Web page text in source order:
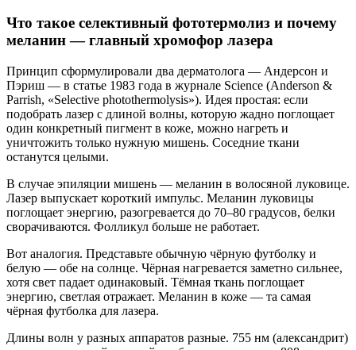
Что такое селективный фототермолиз и почему
меланин — главный хромофор лазера
Принцип сформулировали два дерматолога — Андерсон и
Пэриш — в статье 1983 года в журнале Science (Anderson &
Parrish, «Selective photothermolysis»). Идея простая: если
подобрать лазер с длиной волны, которую жадно поглощает
один конкретный пигмент в коже, можно нагреть и
уничтожить только нужную мишень. Соседние ткани
останутся целыми.
В случае эпиляции мишень — меланин в волосяной луковице.
Лазер выпускает короткий импульс. Меланин луковицы
поглощает энергию, разогревается до 70–80 градусов, белки
сворачиваются. Фолликул больше не работает.
Вот аналогия. Представьте обычную чёрную футболку и
белую — обе на солнце. Чёрная нагревается заметно сильнее,
хотя свет падает одинаковый. Тёмная ткань поглощает
энергию, светлая отражает. Меланин в коже — та самая
чёрная футболка для лазера.
Длины волн у разных аппаратов разные. 755 нм (александрит)